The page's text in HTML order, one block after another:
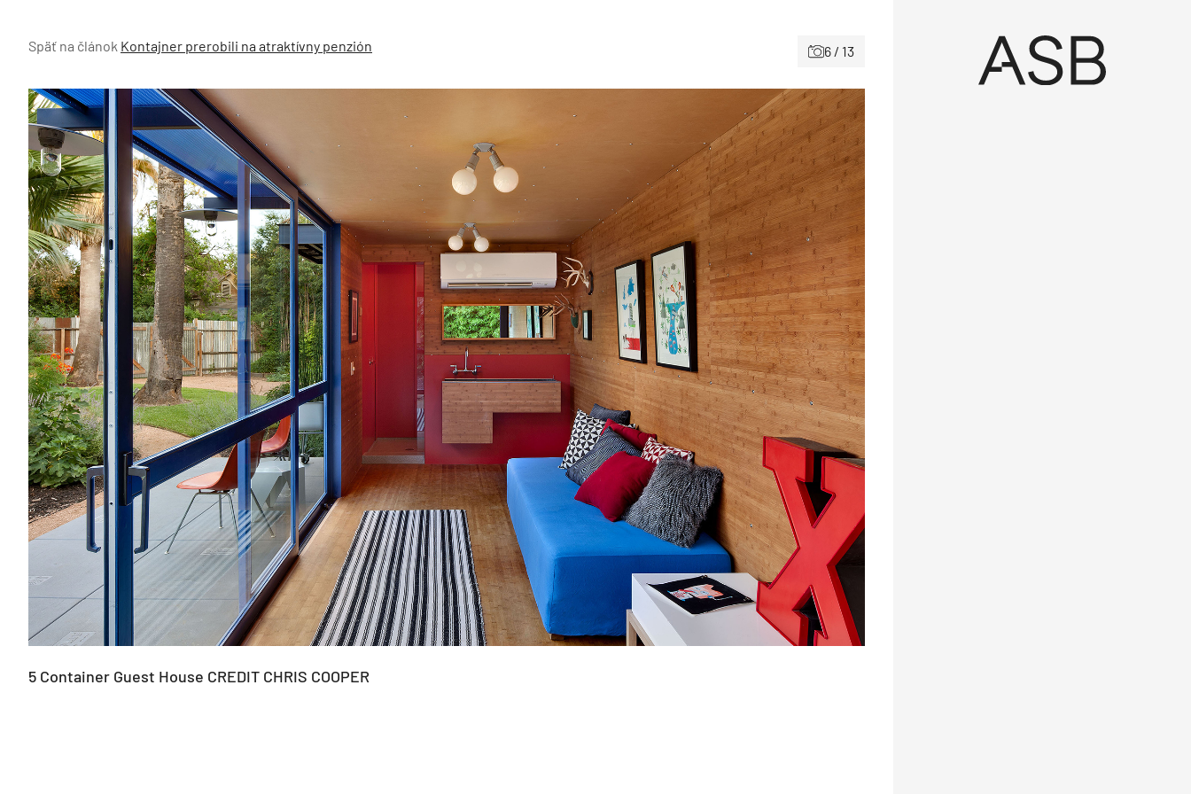
Späť na článok Kontajner prerobili na atraktívny penzión 6 / 13
5 Container Guest House CREDIT CHRIS COOPER